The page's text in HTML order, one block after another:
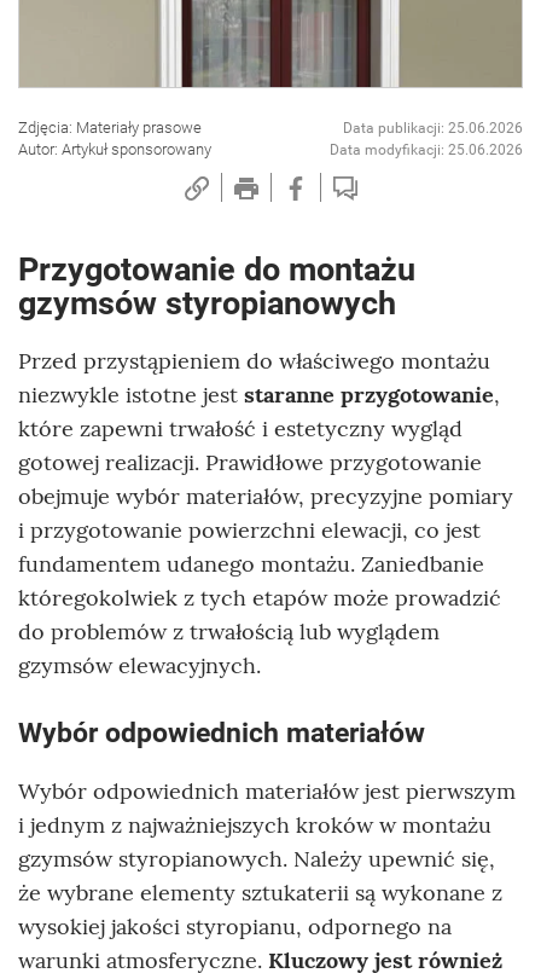
Zdjęcia: Materiały prasowe
Autor: Artykuł sponsorowany
Data publikacji: 25.06.2026
Data modyfikacji: 25.06.2026
Przygotowanie do montażu
gzymsów styropianowych
Przed przystąpieniem do właściwego montażu
niezwykle istotne jest staranne przygotowanie,
które zapewni trwałość i estetyczny wygląd
gotowej realizacji. Prawidłowe przygotowanie
obejmuje wybór materiałów, precyzyjne pomiary
i przygotowanie powierzchni elewacji, co jest
fundamentem udanego montażu. Zaniedbanie
któregokolwiek z tych etapów może prowadzić
do problemów z trwałością lub wyglądem
gzymsów elewacyjnych.
Wybór odpowiednich materiałów
Wybór odpowiednich materiałów jest pierwszym
i jednym z najważniejszych kroków w montażu
gzymsów styropianowych. Należy upewnić się,
że wybrane elementy sztukaterii są wykonane z
wysokiej jakości styropianu, odpornego na
warunki atmosferyczne. Kluczowy jest również